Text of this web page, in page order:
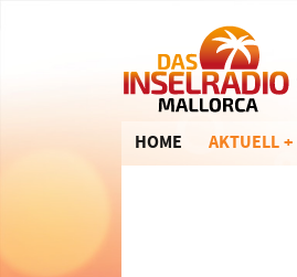
HOME AKTUELL